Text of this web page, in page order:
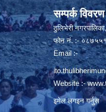
सम्पर्क विवरण
ठुलिभेरी
फोन नं. :-
Email :-
Website :-
इमेल लगइन गर्नुस